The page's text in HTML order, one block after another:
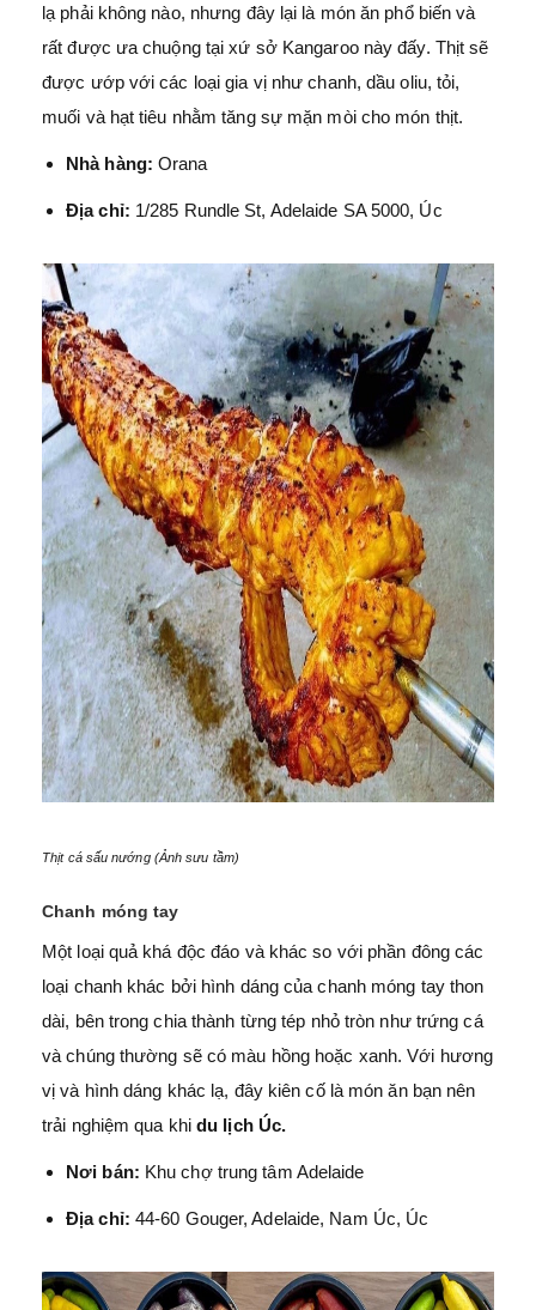
lạ phải không nào, nhưng đây lại là món ăn phổ biến và
rất được ưa chuộng tại xứ sở Kangaroo này đấy. Thịt sẽ
được ướp với các loại gia vị như chanh, dầu oliu, tỏi,
muối và hạt tiêu nhằm tăng sự mặn mòi cho món thịt.
Nhà hàng: Orana
Địa chỉ: 1/285 Rundle St, Adelaide SA 5000, Úc
Thịt cá sấu nướng (Ảnh sưu tầm)
Chanh móng tay
Một loại quả khá độc đáo và khác so với phần đông các
loại chanh khác bởi hình dáng của chanh móng tay thon
dài, bên trong chia thành từng tép nhỏ tròn như trứng cá
và chúng thường sẽ có màu hồng hoặc xanh. Với hương
vị và hình dáng khác lạ, đây kiên cố là món ăn bạn nên
trải nghiệm qua khi du lịch Úc.
Nơi bán: Khu chợ trung tâm Adelaide
Địa chỉ: 44-60 Gouger, Adelaide, Nam Úc, Úc